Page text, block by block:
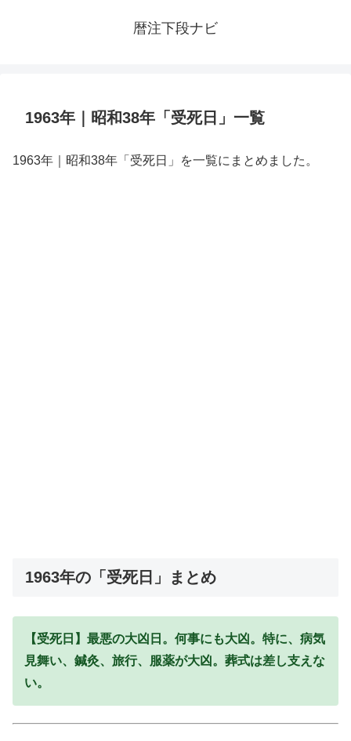
暦注下段ナビ
1963年｜昭和38年「受死日」一覧
1963年｜昭和38年「受死日」を一覧にまとめました。
1963年の「受死日」まとめ
【受死日】最悪の大凶日。何事にも大凶。特に、病気
見舞い、鍼灸、旅行、服薬が大凶。葬式は差し支えな
い。